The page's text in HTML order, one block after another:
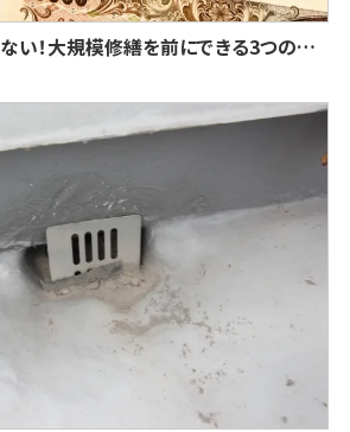
修繕積立金が足りない！大規模修繕を前にできる3つの対処法